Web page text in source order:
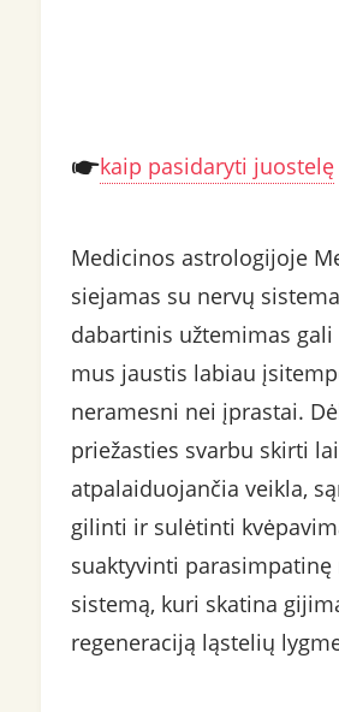
kaip pasidaryti juostelę
Medicinos astrologijoje
siejamas su nervų
dabartinis užtemimas
mus jaustis labiau
neramesni nei įprastai.
priežasties svarbu skirti
atpalaiduojančia veikla,
gilinti ir sulėtinti
suaktyvinti parasimpatinę
sistemą, kuri skatina
regeneraciją ląstelių